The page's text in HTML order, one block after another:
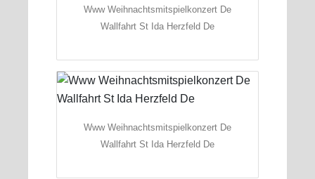
Www Weihnachtsmitspielkonzert De
Wallfahrt St Ida Herzfeld De
Www Weihnachtsmitspielkonzert De
Wallfahrt St Ida Herzfeld De